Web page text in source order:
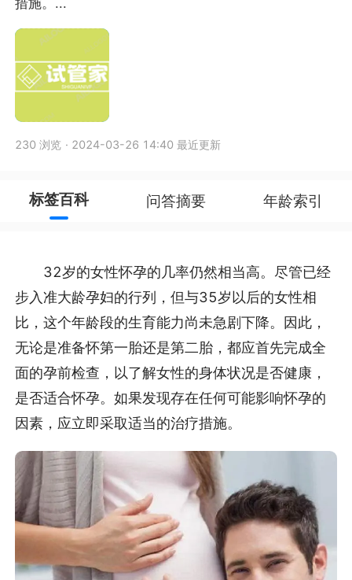
230 浏览 · 2024-03-26 14:40 最近更新
标签百科 问答摘要 年龄索引
32岁的女性怀孕的几率仍然相当高。尽管已经
步入准大龄孕妇的行列，但与35岁以后的女性相
比，这个年龄段的生育能力尚未急剧下降。因此，
无论是准备怀第一胎还是第二胎，都应首先完成全
面的孕前检查，以了解女性的身体状况是否健康，
是否适合怀孕。如果发现存在任何可能影响怀孕的
因素，应立即采取适当的治疗措施。